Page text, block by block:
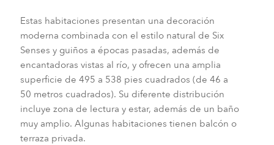
Estas habitaciones presentan una decoración
moderna combinada con el estilo natural de Six
Senses y guiños a épocas pasadas, además de
encantadoras vistas al río, y ofrecen una amplia
superficie de 495 a 538 pies cuadrados (de 46 a
50 metros cuadrados). Su diferente distribución
incluye zona de lectura y estar, además de un baño
muy amplio. Algunas habitaciones tienen balcón o
terraza privada.